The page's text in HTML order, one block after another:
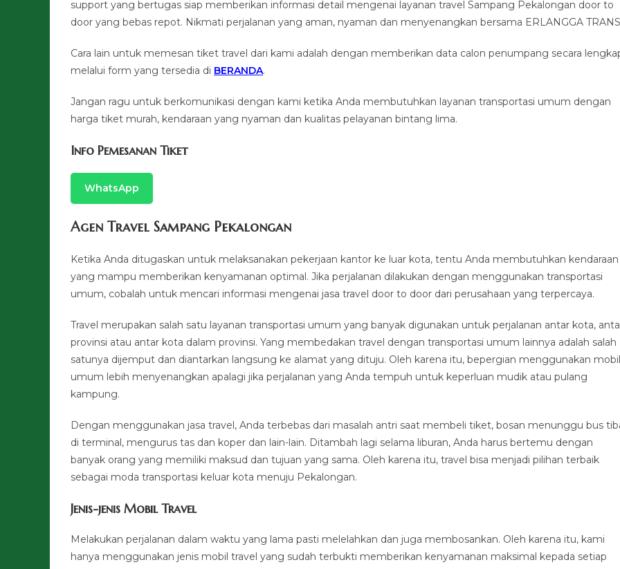
support yang bertugas siap memberikan informasi detail mengenai layanan travel Sampang Pekalongan door to
door yang bebas repot. Nikmati perjalanan yang aman, nyaman dan menyenangkan bersama ERLANGGA
Cara lain untuk memesan tiket travel dari kami adalah dengan memberikan data calon penumpang secara
melalui form yang tersedia di BERANDA.
Jangan ragu untuk berkomunikasi dengan kami ketika Anda membutuhkan layanan transportasi umum dengan
harga tiket murah, kendaraan yang nyaman dan kualitas pelayanan bintang lima.
Info Pemesanan Tiket
WhatsApp
Agen Travel Sampang Pekalongan
Ketika Anda ditugaskan untuk melaksanakan pekerjaan kantor ke luar kota, tentu Anda membutuhkan kendaraan
yang mampu memberikan kenyamanan optimal. Jika perjalanan dilakukan dengan menggunakan transportasi
umum, cobalah untuk mencari informasi mengenai jasa travel door to door dari perusahaan yang terpercaya.
Travel merupakan salah satu layanan transportasi umum yang banyak digunakan untuk perjalanan antar kota,
provinsi atau antar kota dalam provinsi. Yang membedakan travel dengan transportasi umum lainnya adalah salah
satunya dijemput dan diantarkan langsung ke alamat yang dituju. Oleh karena itu, bepergian menggunakan mobil
umum lebih menyenangkan apalagi jika perjalanan yang Anda tempuh untuk keperluan mudik atau pulang
kampung.
Dengan menggunakan jasa travel, Anda terbebas dari masalah antri saat membeli tiket, bosan menunggu bus
di terminal, mengurus tas dan koper dan lain-lain. Ditambah lagi selama liburan, Anda harus bertemu dengan
banyak orang yang memiliki maksud dan tujuan yang sama. Oleh karena itu, travel bisa menjadi pilihan terbaik
sebagai moda transportasi keluar kota menuju Pekalongan.
Jenis-jenis Mobil Travel
Melakukan perjalanan dalam waktu yang lama pasti melelahkan dan juga membosankan. Oleh karena itu, kami
hanya menggunakan jenis mobil travel yang sudah terbukti memberikan kenyamanan maksimal kepada setiap